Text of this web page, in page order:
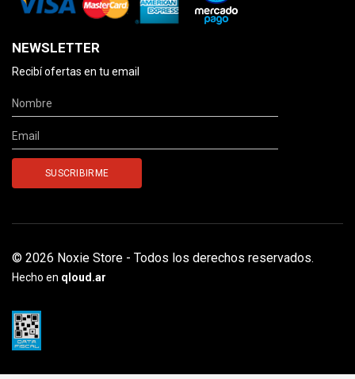
NEWSLETTER
Recibí ofertas en tu email
© 2026 Noxie Store - Todos los derechos reservados.
Hecho en qloud.ar